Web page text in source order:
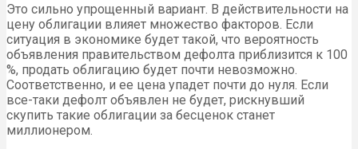
Это сильно упрощенный вариант. В действительности на
цену облигации влияет множество факторов. Если
ситуация в экономике будет такой, что вероятность
объявления правительством дефолта приблизится к 100
%, продать облигацию будет почти невозможно.
Соответственно, и ее цена упадет почти до нуля. Если
все-таки дефолт объявлен не будет, рискнувший
скупить такие облигации за бесценок станет
миллионером.